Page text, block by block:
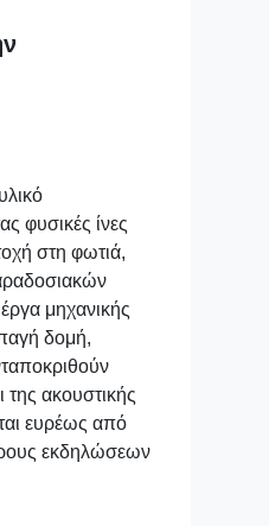
φυσικές ίνες
στη φωτιά,
μηχανικής
δομή,
ακουστικής
ευρέως από
εκδηλώσεων